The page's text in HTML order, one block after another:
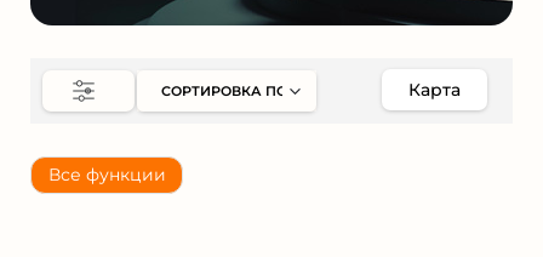
Карта
Все функции